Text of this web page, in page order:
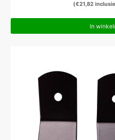
(€21,82
In